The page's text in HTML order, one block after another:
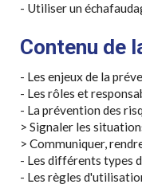
- Utiliser un
Contenu de
- Les enjeux de la
- Les rôles et
- La prévention des
> Signaler les
> Communiquer,
- Les différents types
- Les règles